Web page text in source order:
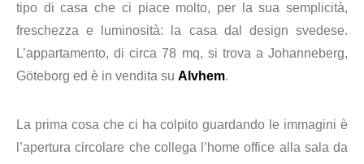
tipo di casa che ci piace molto, per la sua semplicità,
freschezza e luminosità: la casa dal design svedese.
L’appartamento, di circa 78 mq, si trova a Johanneberg,
Göteborg ed è in vendita su Alvhem.
La prima cosa che ci ha colpito guardando le immagini è
l’apertura circolare che collega l’home office alla sala da